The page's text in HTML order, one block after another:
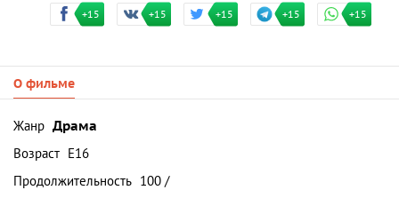
+15 +15 +15 +15 +15
О фильме
Жанр Драма
Возраст Е16
Продолжительность 100 /